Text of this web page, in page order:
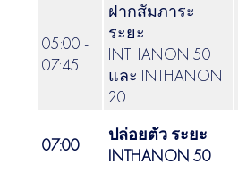
05:00 -
07:45
ฝากสัมภาระ
ระยะ
INTHANON 50
และ INTHANON
20
07:00
ปล่อยตัว ระยะ
INTHANON 50